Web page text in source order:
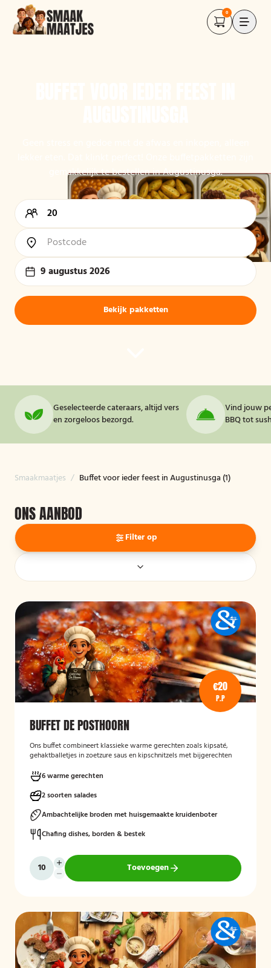
0
gemakkelijk te bestellen in Augustinusga.
9 augustus 2026
Bekijk pakketten
Geselecteerde cateraars, altijd vers
en zorgeloos bezorgd.
Vind jouw
BBQ tot
Smaakmaatjes / Buffet voor ieder feest in Augustinusga (1)
ONS AANBOD
Filter op
€20
P.P
BUFFET DE POSTHOORN
Ons buffet combineert klassieke warme gerechten zoals kipsaté,
gehaktballetjes in zoetzure saus en kipschnitzels met bijgerechten
frisse rauwkost, gemengde salades en vers brood met kruidenboter
voor een compleet en smaakvol geheel.
Mogelijk te bestellen zonder borden en bestek!
6 warme gerechten
2 soorten salades
Ambachtelijke broden met huisgemaakte kruidenboter
Chafing dishes, borden & bestek
Toevoegen